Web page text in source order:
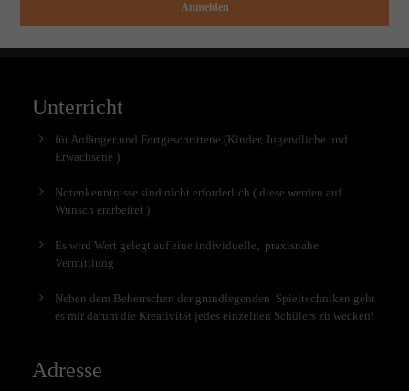
Anmelden
Unterricht
für Anfänger und Fortgeschrittene (Kinder, Jugendliche und
Erwachsene )
Notenkenntnisse sind nicht erforderlich ( diese werden auf
Wunsch erarbeitet )
Es wird Wert gelegt auf eine individuelle, praxisnahe
Vermittlung
Neben dem Beherrschen der grundlegenden Spieltechniken geht
es mir darum die Kreativität jedes einzelnen Schülers zu wecken!
Adresse